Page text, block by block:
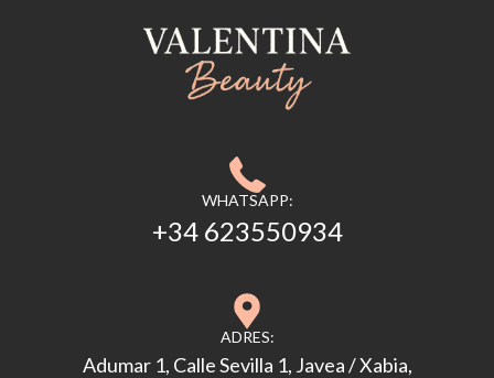
WHATSAPP:
+34 623550934
ADRES:
Adumar 1, Calle Sevilla 1, Javea / Xabia,